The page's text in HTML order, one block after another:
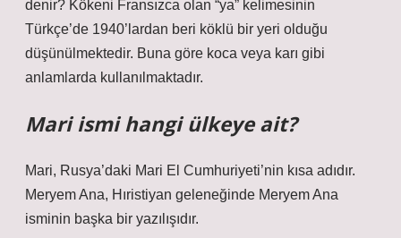
denir? Kökeni Fransızca olan “ya” kelimesinin
Türkçe’de 1940’lardan beri köklü bir yeri olduğu
düşünülmektedir. Buna göre koca veya karı gibi
anlamlarda kullanılmaktadır.
Mari ismi hangi ülkeye ait?
Mari, Rusya’daki Mari El Cumhuriyeti’nin kısa adıdır.
Meryem Ana, Hıristiyan geleneğinde Meryem Ana
isminin başka bir yazılışıdır.